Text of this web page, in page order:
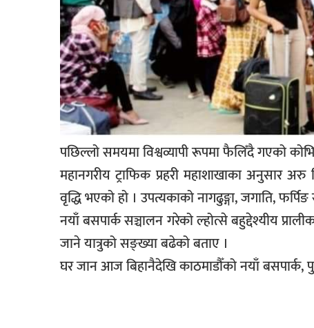
जीवनशैली
पछिल्लो समयमा विश्वव्यापी रूपमा फैलिँदै गएको
महानगरीय ट्राफिक प्रहरी महाशाखाका अनुसार
वृद्धि भएको हो । उपत्यकाको नागढुङ्गा, जगाति,
नयाँ बसपार्क सञ्चालन गरेको ल्होत्से बहुद्देश्यीय
जाने यात्रुको सङ्ख्या बढेको बताए ।
घर जान आज बिहानैदेखि काठमाडौँको नयाँ बसपार्क,